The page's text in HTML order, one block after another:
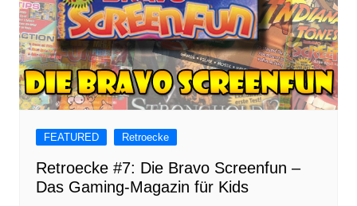
FEATURED Retroecke
Retroecke #7: Die Bravo Screenfun –
Das Gaming-Magazin für Kids